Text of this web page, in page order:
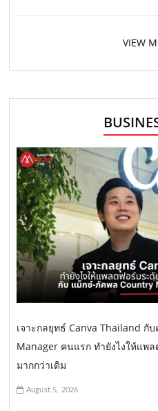
VIEW
เจาะกลยุทธ์ Canva Thailand
Manager คนแรก ทำยังไงให้แพ
มากกว่าเดิม
August 5, 2026